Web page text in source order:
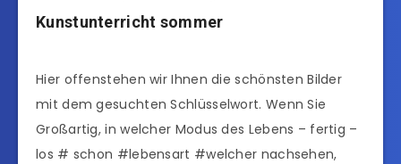
Kunstunterricht sommer
Hier offenstehen wir Ihnen die schönsten Bilder
mit dem gesuchten Schlüsselwort. Wenn Sie
Großartig, in welcher Modus des Lebens – fertig –
los # schon #lebensart #welcher nachsehen,